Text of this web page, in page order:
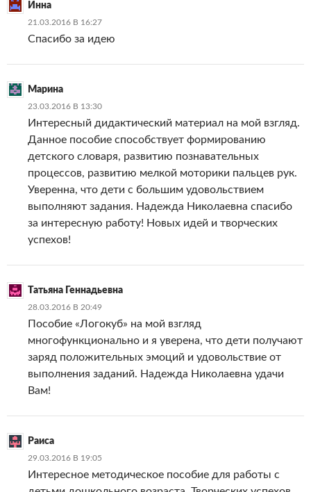
Инна
21.03.2016 В 16:27
Спасибо за идею
Марина
23.03.2016 В 13:30
Интересный дидактический материал на мой взгляд.
Данное пособие способствует формированию
детского словаря, развитию познавательных
процессов, развитию мелкой моторики пальцев рук.
Уверенна, что дети с большим удовольствием
выполняют задания. Надежда Николаевна спасибо
за интересную работу! Новых идей и творческих
успехов!
Татьяна Геннадьевна
28.03.2016 В 20:49
Пособие «Логокуб» на мой взгляд
многофункционально и я уверена, что дети получают
заряд положительных эмоций и удовольствие от
выполнения заданий. Надежда Николаевна удачи
Вам!
Раиса
29.03.2016 В 19:05
Интересное методическое пособие для работы с